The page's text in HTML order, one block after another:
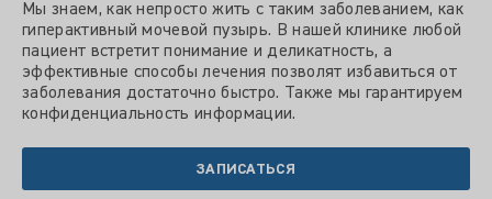
Мы знаем, как непросто жить с таким заболеванием, как
гиперактивный мочевой пузырь. В нашей клинике любой
пациент встретит понимание и деликатность, а
эффективные способы лечения позволят избавиться от
заболевания достаточно быстро. Также мы гарантируем
конфиденциальность информации.
ЗАПИСАТЬСЯ